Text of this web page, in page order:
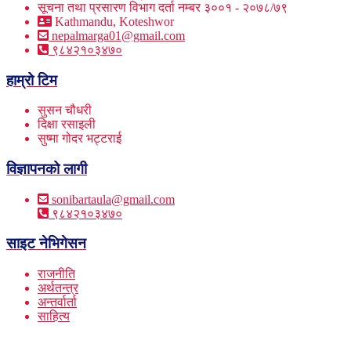
सूचना तथा प्रसारण विभाग दर्ता नम्बर ३००१ - २०७८/७९
Kathmandu, Koteshwor
nepalmarga01@gmail.com
९८४२१०३४७०
हाम्रो टिम
सुसन चौधरी
दिक्षा रसाइली
सुष्मा गोदर भट्टराई
विज्ञापनको लागी
sonibartaula@gmail.com
९८४२१०३४७०
साइट नेभिगेसन
राजनीति
अर्थतन्त्र
अन्तर्वार्ता
साहित्य